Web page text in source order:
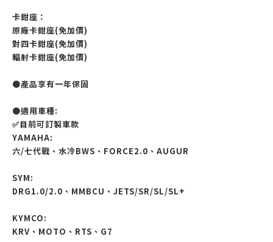
卡鉗座：
原廠卡鉗座(免加價)
對四卡鉗座(免加價)
輻射卡鉗座(免加價)
●產品享有一年保固
●適用車種:
✅目前可訂製車款
YAMAHA:
六/七代戰、水冷BWS、FORCE2.0、AUGUR
SYM:
DRG1.0/2.0、MMBCU、JETS/SR/SL/SL+
KYMCO:
KRV、MOTO、RTS 、G7